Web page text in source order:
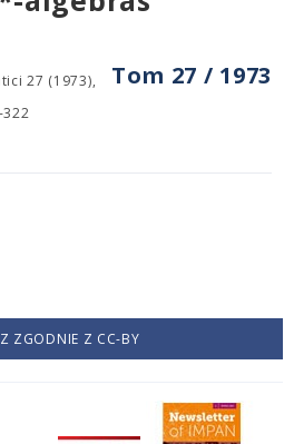
Tom 27 / 1973
27 (1973),
ZGODNIE Z CC-BY